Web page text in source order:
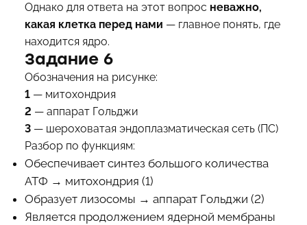
Однако для ответа на этот вопрос неважно,
какая клетка перед нами — главное понять, где
находится ядро.
Задание 6
Обозначения на рисунке:
1— митохондрия
2 — аппарат Гольджи
3— шероховатая эндоплазматическая сеть (ПС)
Разбор по функциям:
Обеспечивает синтез большого количества
АТФ → митохондрия (1)
Образует лизосомы → аппарат Гольджи (2)
Является продолжением ядерной мембраны